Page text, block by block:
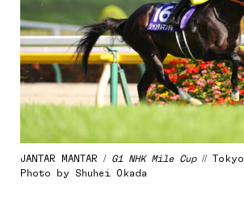
JANTAR MANTAR /G1 NHK Mile Cup// Tokyo
Photo by Shuhei Okada